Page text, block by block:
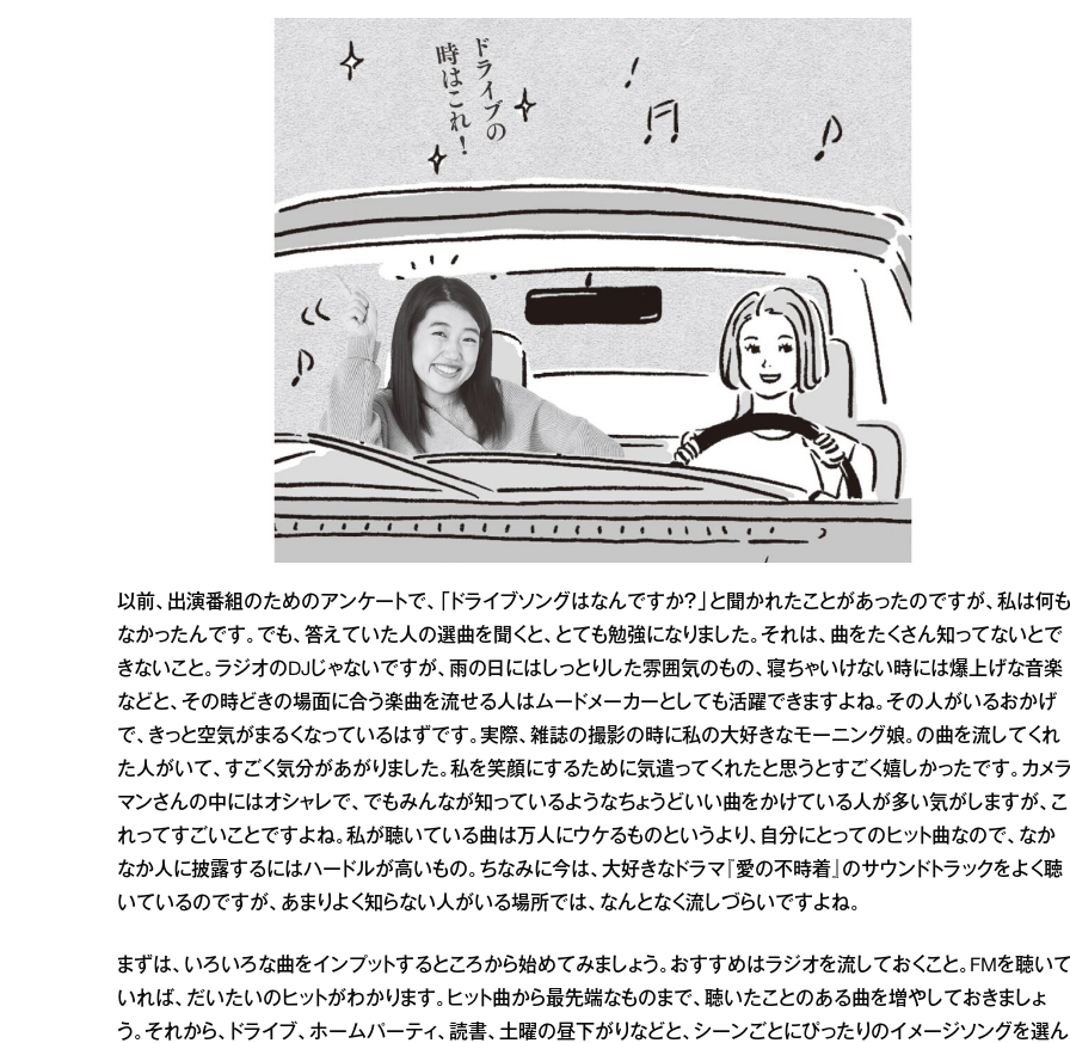
以前、出演番組のためのアンケートで、「ドライブソングはなんですか？」と聞かれたことがあったのですが、私は何も
なかったんです。でも、答えていた人の選曲を聞くと、とても勉強になりました。それは、曲をたくさん知ってないとで
きないこと。ラジオのDJじゃないですが、雨の日にはしっとりした雰囲気のもの、寝ちゃいけない時には爆上げな音楽
などと、その時どきの場面に合う楽曲を流せる人はムードメーカーとしても活躍できますよね。その人がいるおかげ
で、きっと空気がまるくなっているはずです。実際、雑誌の撮影の時に私の大好きなモーニング娘。の曲を流してくれ
た人がいて、すごく気分があがりました。私を笑顔にするために気遣ってくれたと思うとすごく嬉しかったです。カメ
マンさんの中にはオシャレで、でもみんなが知っているようなちょうどいい曲をかけている人が多い気がしますが、こ
れってすごいことですよね。私が聴いている曲は万人にウケるものというより、自分にとってのヒット曲なので、なか
なか人に披露するにはハードルが高いもの。ちなみに今は、大好きなドラマ『愛の不時着』のサウンドトラックをよく聴
いているのですが、あまりよく知らない人がいる場所では、なんとなく流しづらいですよね。
まずは、いろいろな曲をインプットするところから始めてみましょう。おすすめはラジオを流しておくこと。FMを聴い
いれば、だいたいのヒットがわかります。ヒット曲から最先端なものまで、聴いたことのある曲を増やしておきましょ
う。それから、ドライブ、ホームパーティ、読書、土曜の昼下がりなどと、シーンごとにぴったりのイメージソングを選ん